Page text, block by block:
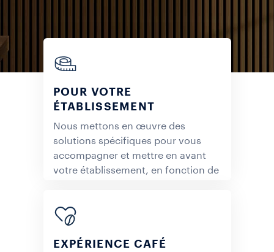
POUR VOTRE
ÉTABLISSEMENT
Nous mettons en œuvre des
solutions spécifiques pour vous
accompagner et mettre en avant
votre établissement, en fonction de
EXPÉRIENCE CAFÉ